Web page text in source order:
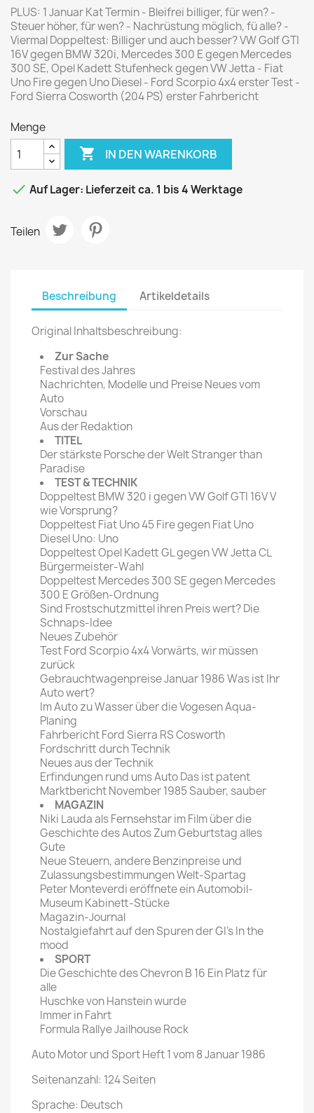
PLUS: 1 Januar Kat Termin - Bleifrei billiger, für wen? -
Steuer höher, für wen? - Nachrüstung möglich, fü alle? -
Viermal Doppeltest: Billiger und auch besser? VW Golf GTI
16V gegen BMW 320i, Mercedes 300 E gegen Mercedes
300 SE, Opel Kadett Stufenheck gegen VW Jetta - Fiat
Uno Fire gegen Uno Diesel - Ford Scorpio 4x4 erster Test -
Ford Sierra Cosworth (204 PS) erster Fahrbericht
Menge
 IN DEN WARENKORB
 Auf Lager: Lieferzeit ca. 1 bis 4 Werktage
Teilen
Beschreibung Artikeldetails
Original Inhaltsbeschreibung:
Zur Sache
Festival des Jahres
Nachrichten, Modelle und Preise Neues vom
Auto
Vorschau
Aus der Redaktion
TITEL
Der stärkste Porsche der Welt Stranger than
Paradise
TEST & TECHNIK
Doppeltest BMW 320 i gegen VW Golf GTI 16V V
wie Vorsprung?
Doppeltest Fiat Uno 45 Fire gegen Fiat Uno
Diesel Uno: Uno
Doppeltest Opel Kadett GL gegen VW Jetta CL
Bürgermeister-Wahl
Doppeltest Mercedes 300 SE gegen Mercedes
300 E Größen-Ordnung
Sind Frostschutzmittel ihren Preis wert? Die
Schnaps-Idee
Neues Zubehör
Test Ford Scorpio 4x4 Vorwärts, wir müssen
zurück
Gebrauchtwagenpreise Januar 1986 Was ist Ihr
Auto wert?
Im Auto zu Wasser über die Vogesen Aqua-
Planing
Fahrbericht Ford Sierra RS Cosworth
Fordschritt durch Technik
Neues aus der Technik
Erfindungen rund ums Auto Das ist patent
Marktbericht November 1985 Sauber, sauber
MAGAZIN
Niki Lauda als Fernsehstar im Film über die
Geschichte des Autos Zum Geburtstag alles
Gute
Neue Steuern, andere Benzinpreise und
Zulassungsbestimmungen Welt-Spartag
Peter Monteverdi eröffnete ein Automobil-
Museum Kabinett-Stücke
Magazin-Journal
Nostalgiefahrt auf den Spuren der GI's In the
mood
SPORT
Die Geschichte des Chevron B 16 Ein Platz für
alle
Huschke von Hanstein wurde
Immer in Fahrt
Formula Rallye Jailhouse Rock
Auto Motor und Sport Heft 1 vom 8 Januar 1986
Seitenanzahl: 124 Seiten
Sprache: Deutsch